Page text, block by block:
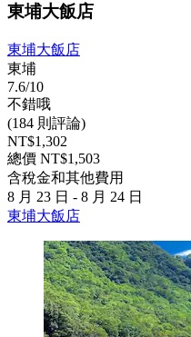
東埔大飯店
東埔大飯店
東埔
7.6/10
不錯哦
(184 則評論)
NT$1,302
總價 NT$1,503
含稅金和其他費用
8 月 23 日 - 8 月 24 日
東埔大飯店